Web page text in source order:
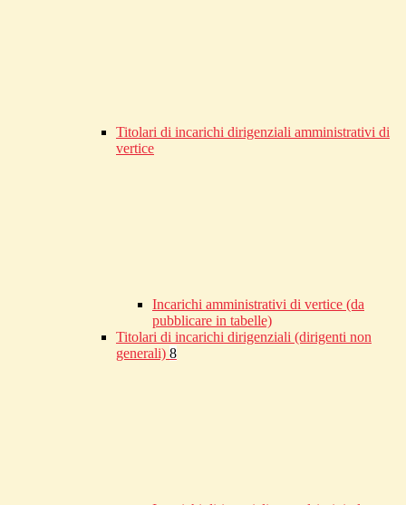
Titolari di incarichi dirigenziali amministrativi di
vertice
Incarichi amministrativi di vertice (da
pubblicare in tabelle)
Titolari di incarichi dirigenziali (dirigenti non
generali) 8